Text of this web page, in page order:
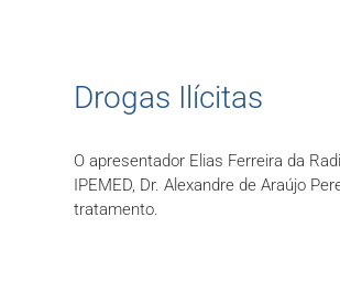
Drogas Ilícitas
O apresentador Elias Ferreira da
IPEMED, Dr. Alexandre de Araújo
tratamento.